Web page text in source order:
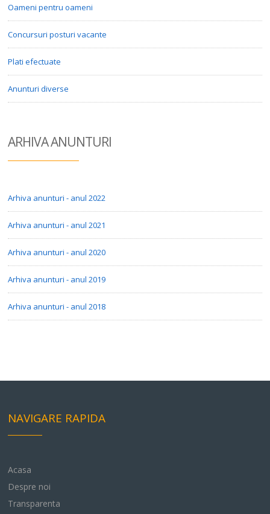
Oameni pentru oameni
Concursuri posturi vacante
Plati efectuate
Anunturi diverse
ARHIVA ANUNTURI
Arhiva anunturi - anul 2022
Arhiva anunturi - anul 2021
Arhiva anunturi - anul 2020
Arhiva anunturi - anul 2019
Arhiva anunturi - anul 2018
NAVIGARE RAPIDA
Acasa
Despre noi
Transparenta